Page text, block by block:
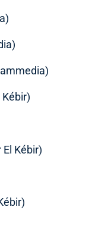
Kébir)
Kébir)